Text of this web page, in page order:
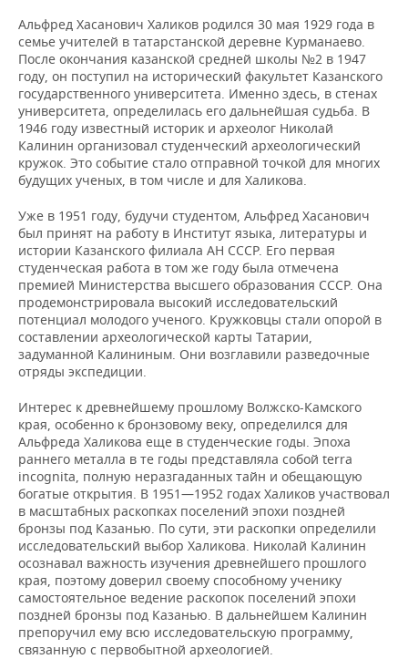
Альфред Хасанович Халиков родился 30 мая 1929 года в
семье учителей в татарстанской деревне Курманаево.
После окончания казанской средней школы №2 в 1947
году, он поступил на исторический факультет Казанского
государственного университета. Именно здесь, в стенах
университета, определилась его дальнейшая судьба. В
1946 году известный историк и археолог Николай
Калинин организовал студенческий археологический
кружок. Это событие стало отправной точкой для многих
будущих ученых, в том числе и для Халикова.
Уже в 1951 году, будучи студентом, Альфред Хасанович
был принят на работу в Институт языка, литературы и
истории Казанского филиала АН СССР. Его первая
студенческая работа в том же году была отмечена
премией Министерства высшего образования СССР. Она
продемонстрировала высокий исследовательский
потенциал молодого ученого. Кружковцы стали опорой в
составлении археологической карты Татарии,
задуманной Калининым. Они возглавили разведочные
отряды экспедиции.
Интерес к древнейшему прошлому Волжско-Камского
края, особенно к бронзовому веку, определился для
Альфреда Халикова еще в студенческие годы. Эпоха
раннего металла в те годы представляла собой terra
incognita, полную неразгаданных тайн и обещающую
богатые открытия. В 1951—1952 годах Халиков участвовал
в масштабных раскопках поселений эпохи поздней
бронзы под Казанью. По сути, эти раскопки определили
исследовательский выбор Халикова. Николай Калинин
осознавал важность изучения древнейшего прошлого
края, поэтому доверил своему способному ученику
самостоятельное ведение раскопок поселений эпохи
поздней бронзы под Казанью. В дальнейшем Калинин
препоручил ему всю исследовательскую программу,
связанную с первобытной археологией.